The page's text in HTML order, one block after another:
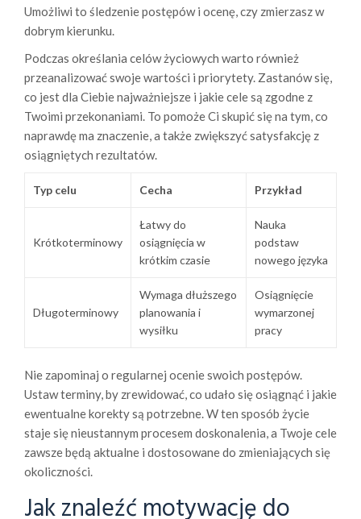
Umożliwi to śledzenie postępów i ocenę, czy zmierzasz w
dobrym kierunku.
Podczas określania celów życiowych warto również
przeanalizować swoje wartości i priorytety. Zastanów się,
co jest dla Ciebie najważniejsze i jakie cele są zgodne z
Twoimi przekonaniami. To pomoże Ci skupić się na tym, co
naprawdę ma znaczenie, a także zwiększyć satysfakcję z
osiągniętych rezultatów.
Typ celu Cecha Przykład
Krótkoterminowy
Łatwy do
osiągnięcia w
krótkim czasie
Nauka
podstaw
nowego języka
Długoterminowy
Wymaga dłuższego
planowania i
wysiłku
Osiągnięcie
wymarzonej
pracy
Nie zapominaj o regularnej ocenie swoich postępów.
Ustaw terminy, by zrewidować, co udało się osiągnąć i jakie
ewentualne korekty są potrzebne. W ten sposób życie
staje się nieustannym procesem doskonalenia, a Twoje cele
zawsze będą aktualne i dostosowane do zmieniających się
okoliczności.
Jak znaleźć motywację do